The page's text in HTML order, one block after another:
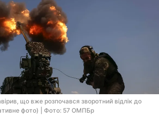
що вже розпочався зворотний відлік до
фото) | Фото: 57 ОМПБр